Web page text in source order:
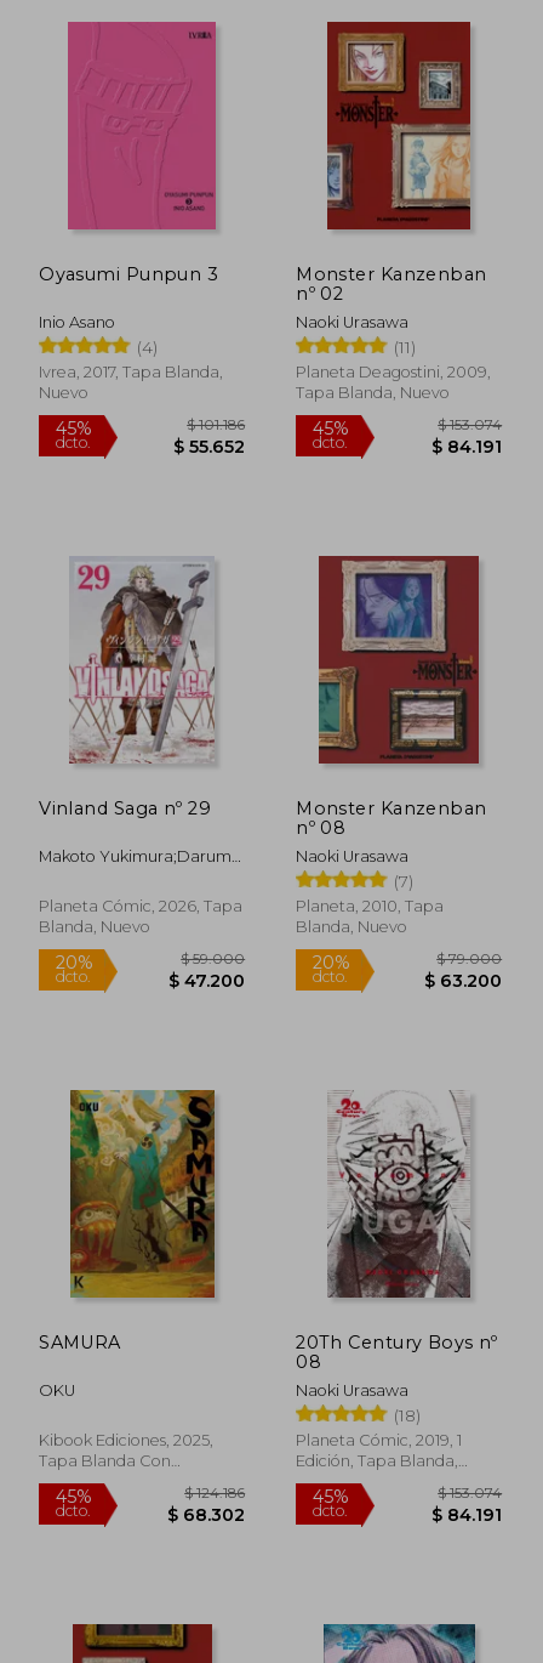
20%
dcto.
$ 105.000
$ 84.000
Rápido
45%
dcto. $
Oyasumi Punpun 3
Inio Asano
(4)
Ivrea, 2017, Tapa Blanda,
Nuevo
45%
dcto.
$ 101.186
$ 55.652
Monster Kanzenban
nº 02
Naoki Urasawa
(11)
Planeta Deagostini, 2009,
Tapa Blanda, Nuevo
45%
dcto.
$
$
Vinland Saga nº 29
Makoto Yukimura;Daruma
Planeta Cómic, 2026, Tapa
Blanda, Nuevo
Monster Kanzenban
nº 08
Naoki Urasawa
(7)
Planeta, 2010, Tapa
Blanda, Nuevo
SAMURA
OKU
Kibook Ediciones, 2025,
Tapa Blanda Con
Sobrecubierta, Nuevo
20Th Century Boys nº
08
Naoki Urasawa
(18)
Planeta Cómic, 2019, 1
Edición, Tapa Blanda,
Nuevo